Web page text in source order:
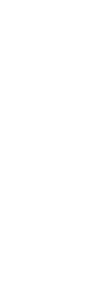
開放體驗延長到8月!!
頂_南橫三星
交流餐敘報名
熱烈報名中（8/3報名截
將迎來新面貌，7/1 新官